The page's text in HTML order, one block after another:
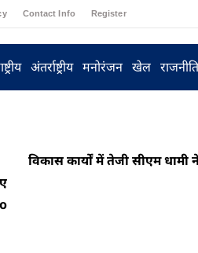
Contact Info Register
अंतर्राष्ट्रीय मनोरंजन खेल राजनीति
विकास कार्यों में तेजी सीएम धामी